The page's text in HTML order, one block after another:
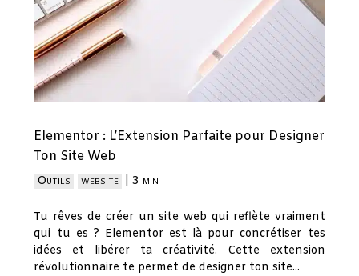
Elementor : L’Extension Parfaite pour Designer
Ton Site Web
Outils website |3 min
Tu rêves de créer un site web qui reflète vraiment
qui tu es ? Elementor est là pour concrétiser tes
idées et libérer ta créativité. Cette extension
révolutionnaire te permet de designer ton site...